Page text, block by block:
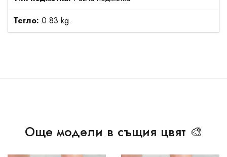
Тегло: 0.83 kg.
Още модели в същия цвят 🎨